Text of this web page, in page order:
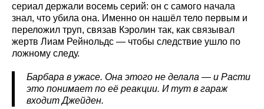
сериал держали восемь серий: он с самого начала
знал, что убила она. Именно он нашёл тело первым и
переложил труп, связав Кэролин так, как связывал
жертв Лиам Рейнольдс — чтобы следствие ушло по
ложному следу.
Барбара в ужасе. Она этого не делала — и Расти
это понимает по её реакции. И тут в гараж
входит Джейден.